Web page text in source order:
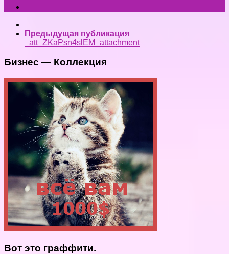
Предыдущая публикация
_att_ZKaPsn4slEM_attachment
Бизнес — Коллекция
Вот это граффити.